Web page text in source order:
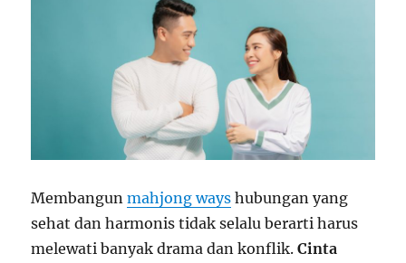
Membangunmahjong ways hubungan yang
sehat dan harmonis tidak selalu berarti harus
melewati banyak drama dan konflik.Cinta